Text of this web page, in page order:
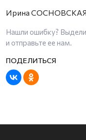
Ирина СОСНОВСКАЯ
Нашли ошибку?
и отправьте ее нам.